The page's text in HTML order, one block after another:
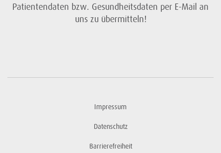
Patientendaten bzw. Gesundheitsdaten per E-Mail an
uns zu übermitteln!
Impressum
Datenschutz
Barrierefreiheit